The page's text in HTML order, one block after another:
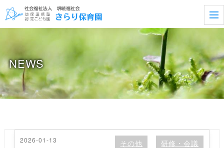
t
o
e
n
a
v
g
a
NEWS
2026-01-13 その他 研修・会議